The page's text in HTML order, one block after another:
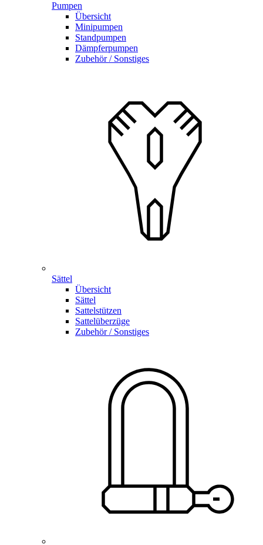
Pumpen
Übersicht
Minipumpen
Standpumpen
Dämpferpumpen
Zubehör / Sonstiges
Sättel
Übersicht
Sättel
Sattelstützen
Sattelüberzüge
Zubehör / Sonstiges